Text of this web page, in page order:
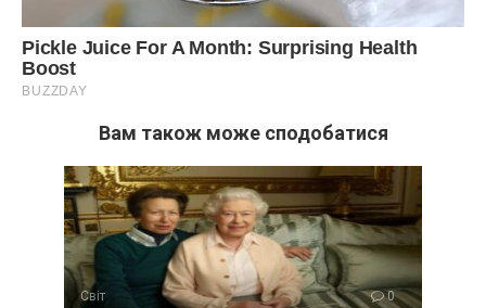
Вам також може сподобатися
Світ 0